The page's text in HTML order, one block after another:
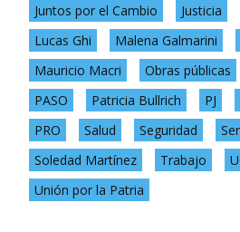
Juntos por el Cambio
Justicia
Lucas Ghi
Malena Galmarini
Mauricio Macri
Obras públicas
PASO
Patricia Bullrich PJ
PRO
Salud Seguridad
Soledad Martínez
Trabajo
Unión por la Patria